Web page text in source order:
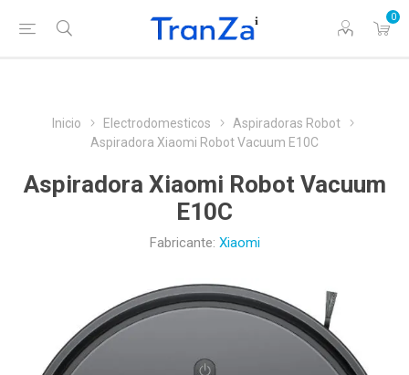
0
Inicio Electrodomesticos
Aspiradoras Robot
Aspiradora Xiaomi Robot Vacuum E10C
Aspiradora Xiaomi Robot Vacuum
E10C
Fabricante: Xiaomi